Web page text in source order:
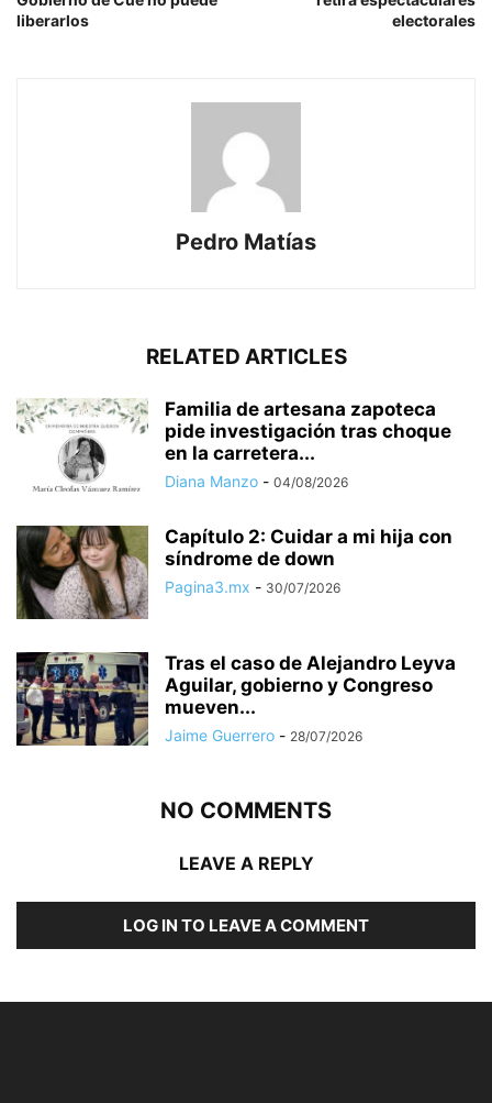
liberarlos
electorales
Pedro Matías
RELATED ARTICLES
Familia de artesana zapoteca
pide investigación tras choque
en la carretera...
Diana Manzo - 04/08/2026
Capítulo 2: Cuidar a mi hija con
síndrome de down
Pagina3.mx - 30/07/2026
Tras el caso de Alejandro Leyva
Aguilar, gobierno y Congreso
mueven...
Jaime Guerrero - 28/07/2026
NO COMMENTS
LEAVE A REPLY
LOG IN TO LEAVE A COMMENT